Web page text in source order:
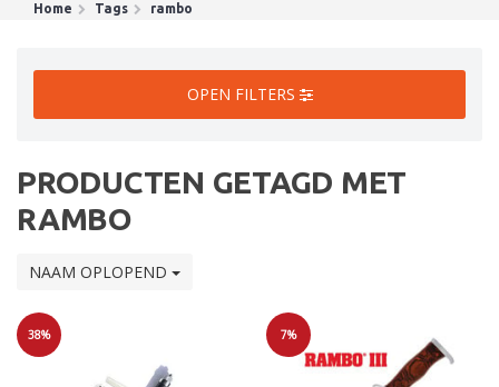
Home Tags rambo
OPEN FILTERS
PRODUCTEN GETAGD MET
RAMBO
NAAM OPLOPEND
38% 7%